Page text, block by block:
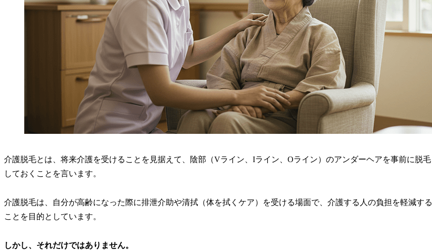
介護脱毛とは、将来介護を受けることを見据えて、陰部（Vライン、Iライン、Oライン）のアンダーヘアを事前に脱毛
しておくことを言います。
介護脱毛は、自分が高齢になった際に排泄介助や清拭（体を拭くケア）を受ける場面で、介護する人の負担を軽減する
ことを目的としています。
しかし、それだけではありません。